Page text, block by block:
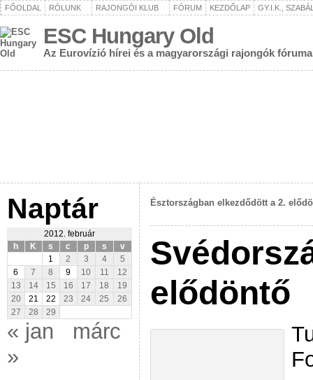
FŐOLDAL RÓLUNK RAJONGÓI KLUB FÓRUM KEZDŐLAP GY.I.K.,
ESC Hungary Old
Az Eurovízió hírei és a magyarországi rajongók fóruma
Naptár
2012. február
h
K s c p s
v
1
2 3 4
5
6
7 8 9 10 11
12
13
14 15 16 17 18
19
20
21 22 23 24 25
26
27
28 29
« jan
márc
»
Észtországban elkezdődött a 2.
elődöntő